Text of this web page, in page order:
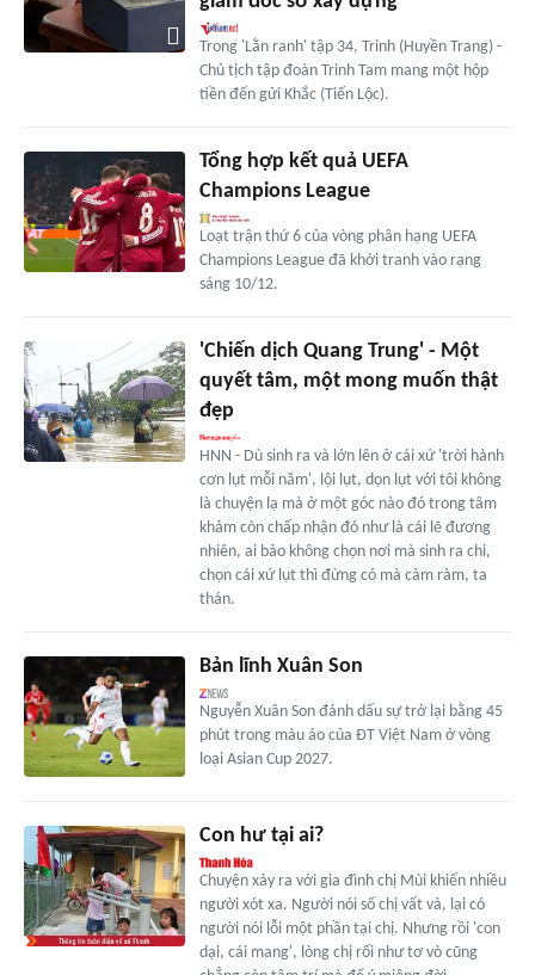
Trong 'Lằn ranh' tập 34, Trinh (Huyền Trang) -
Chủ tịch tập đoàn Trinh Tam mang một hộp
tiền đến gửi Khắc (Tiến Lộc).
Tổng hợp kết quả UEFA
Champions League
Loạt trận thứ 6 của vòng phân hạng UEFA
Champions League đã khởi tranh vào rạng
sáng 10/12.
'Chiến dịch Quang Trung' - Một
quyết tâm, một mong muốn thật
đẹp
HNN - Dù sinh ra và lớn lên ở cái xứ 'trời hành
cơn lụt mỗi năm', lội lụt, dọn lụt với tôi không
là chuyện lạ mà ở một góc nào đó trong tâm
khảm còn chấp nhận đó như là cái lẽ đương
nhiên, ai bảo không chọn nơi mà sinh ra chi,
chọn cái xứ lụt thì đừng có mà càm ràm, ta
thán.
Bản lĩnh Xuân Son
Nguyễn Xuân Son đánh dấu sự trở lại bằng 45
phút trong màu áo của ĐT Việt Nam ở vòng
loại Asian Cup 2027.
Con hư tại ai?
Chuyện xảy ra với gia đình chị Mùi khiến nhiều
người xót xa. Người nói số chị vất vả, lại có
người nói lỗi một phần tại chị. Nhưng rồi 'con
dại, cái mang', lòng chị rối như tơ vò cũng